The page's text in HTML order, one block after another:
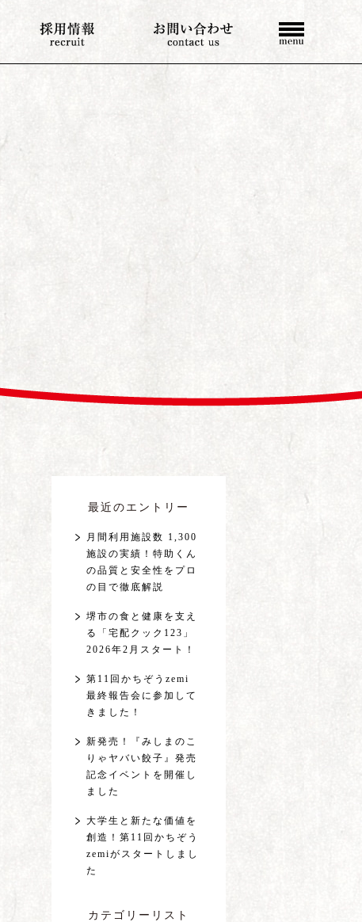
最近のエントリー
月間利用施設数 1,300
施設の実績！特助くん
の品質と安全性をプロ
の目で徹底解説
堺市の食と健康を支え
る「宅配クック123」
2026年2月スタート！
第11回かちぞうzemi
最終報告会に参加して
きました！
新発売！『みしまのこ
りゃヤバい餃子』発売
記念イベントを開催し
ました
大学生と新たな価値を
創造！第11回かちぞう
zemiがスタートしまし
た
カテゴリーリスト